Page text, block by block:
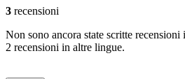
3 recensioni
Non sono ancora state scritte
2 recensioni in altre lingue.